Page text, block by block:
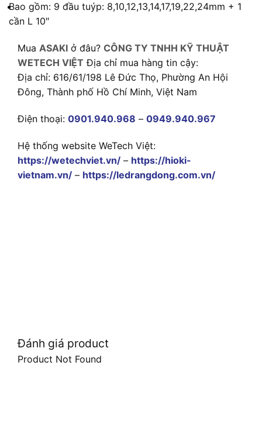
Bao gồm: 9 đầu tuýp: 8,10,12,13,14,17,19,22,24mm + 1
cần L 10″
Mua ASAKI ở đâu? CÔNG TY TNHH KỸ THUẬT
WETECH VIỆT Địa chỉ mua hàng tin cậy:
Địa chỉ: 616/61/198 Lê Đức Thọ, Phường An Hội
Đông, Thành phố Hồ Chí Minh, Việt Nam
Điện thoại: 0901.940.968 – 0949.940.967
Hệ thống website WeTech Việt:
https://wetechviet.vn/ – https://hioki-
vietnam.vn/ – https://ledrangdong.com.vn/
Đánh giá product
Product Not Found